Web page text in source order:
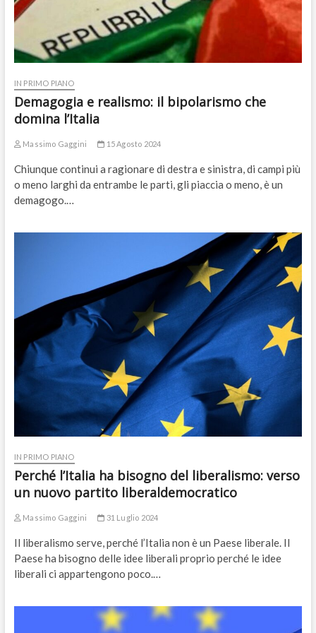
IN PRIMO PIANO
Demagogia e realismo: il bipolarismo che
domina l’Italia
Massimo Gaggini 15 Agosto 2024
Chiunque continui a ragionare di destra e sinistra, di campi più
o meno larghi da entrambe le parti, gli piaccia o meno, è un
demagogo.…
IN PRIMO PIANO
Perché l’Italia ha bisogno del liberalismo: verso
un nuovo partito liberaldemocratico
Massimo Gaggini 31 Luglio 2024
Il liberalismo serve, perché l’Italia non è un Paese liberale. Il
Paese ha bisogno delle idee liberali proprio perché le idee
liberali ci appartengono poco.…